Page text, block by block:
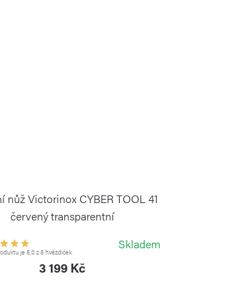
nůž Victorinox CYBER TOOL 41
červený transparentní
je 5,0 z 5 hvězdiček.
Skladem
3 199 Kč